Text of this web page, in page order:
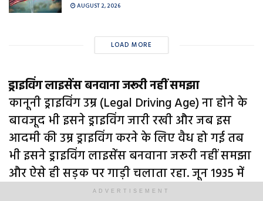
AUGUST 2, 2026
LOAD MORE
ड्राइविंग लाइसेंस बनवाना जरूरी नहीं समझा
कानूनी ड्राइविंग उम्र (Legal Driving Age) ना होने के
बावजूद भी इसने ड्राइविंग जारी रखी और जब इस
आदमी की उम्र ड्राइविंग करने के लिए वैध हो गई तब
भी इसने ड्राइविंग लाइसेंस बनवाना जरूरी नहीं समझा
और ऐसे ही सड़क पर गाड़ी चलाता रहा. जून 1935 में
सभी ड्राइवर्स (Drivers) के लिए कंपलसरी टेस्ट
ADVERTISEMENT